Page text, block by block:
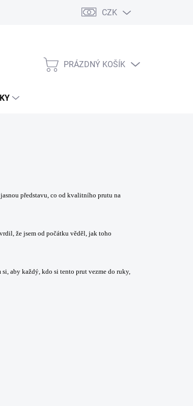
CZK
NÁKUPNÍ
PRÁZDNÝ KOŠÍK
představu, co od kvalitního prutu na
že jsem od počátku věděl, jak toho
aby každý, kdo si tento prut vezme do ruky,